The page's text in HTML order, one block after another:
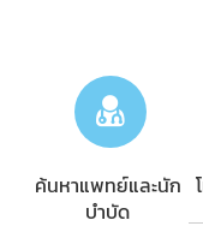
ค้นหาแพทย์และนัก
บำบัด